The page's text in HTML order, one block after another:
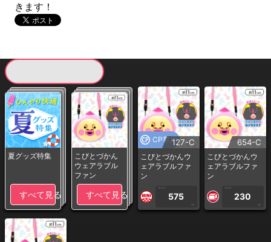
きます！
夏グッズ特集
すべて見る
こびとづかん
ウェアラブル
ファン
すべて見る
CP専用127-C
こびとづかんウ
ェアラブルファ
ン
1PLAY
575
CP
654-C
こびとづかんウ
ェアラブルファ
ン
1PLAY
230
CP